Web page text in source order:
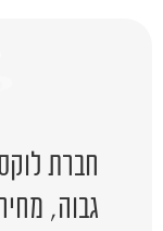
חברת
גבוה,